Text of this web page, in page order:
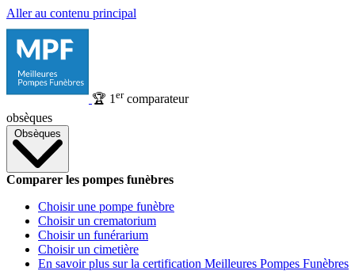
Aller au contenu principal
🏆 1 ercomparateur
obsèques
Obsèques
Comparer les pompes funèbres
Choisir une pompe funèbre
Choisir un crematorium
Choisir un funérarium
Choisir un cimetière
En savoir plus sur la certification Meilleures Pompes Funèbres